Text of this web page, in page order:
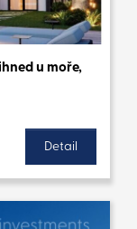
u moře,
Detail